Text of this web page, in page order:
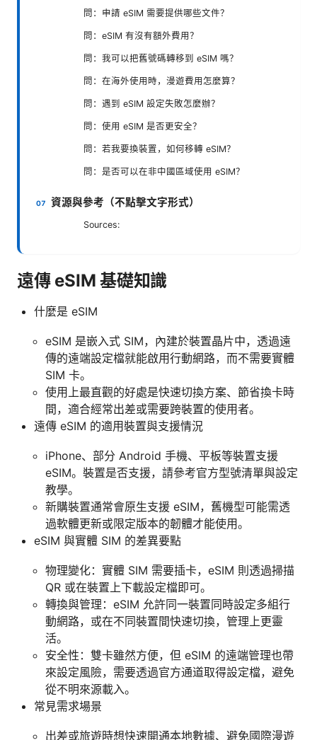
問：申請 eSIM 需要提供哪些文件？
問：eSIM 有沒有額外費用？
問：我可以把舊號碼轉移到 eSIM 嗎？
問：在海外使用時，漫遊費用怎麼算？
問：遇到 eSIM 設定失敗怎麼辦？
問：使用 eSIM 是否更安全？
問：若我要換裝置，如何移轉 eSIM？
問：是否可以在非中國區域使用 eSIM？
資源與參考（不點擊文字形式）
Sources:
遠傳 eSIM 基礎知識
什麼是 eSIM
eSIM 是嵌入式 SIM，內建於裝置晶片中，透過遠
傳的遠端設定檔就能啟用行動網路，而不需要實體
SIM 卡。
使用上最直觀的好處是快速切換方案、節省換卡時
間，適合經常出差或需要跨裝置的使用者。
遠傳 eSIM 的適用裝置與支援情況
iPhone、部分 Android 手機、平板等裝置支援
eSIM。裝置是否支援，請參考官方型號清單與設定
教學。
新購裝置通常會原生支援 eSIM，舊機型可能需透
過軟體更新或限定版本的韌體才能使用。
eSIM 與實體 SIM 的差異要點
物理變化：實體 SIM 需要插卡，eSIM 則透過掃描
QR 或在裝置上下載設定檔即可。
轉換與管理：eSIM 允許同一裝置同時設定多組行
動網路，或在不同裝置間快速切換，管理上更靈
活。
安全性：雙卡雖然方便，但 eSIM 的遠端管理也帶
來設定風險，需要透過官方通道取得設定檔，避免
從不明來源載入。
常見需求場景
出差或旅遊時想快速開通本地數據、避免國際漫遊